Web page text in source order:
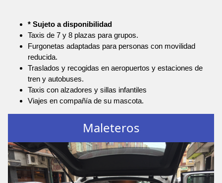
* Sujeto a disponibilidad
Taxis de 7 y 8 plazas para grupos.
Furgonetas adaptadas para personas con movilidad
reducida.
Traslados y recogidas en aeropuertos y estaciones de
tren y autobuses.
Taxis con alzadores y sillas infantiles
Viajes en compañía de su mascota.
Maleteros